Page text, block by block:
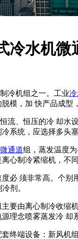
冷水机微
冷机组之一。工业
模，加 快产品成型
流、恒压的冷 却水设
系统，应选择多头
通道组，蒸发温度
心制冷紧缩机，不
须非常高。个别用
剂。
主要由离心制冷收缩
理念喷雾蒸发冷 却
套终端设备：新风机